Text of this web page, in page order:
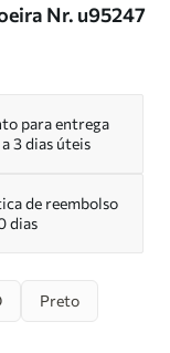
Nr. u95247
para entrega
a 3 dias úteis
de reembolso
dias
Preto